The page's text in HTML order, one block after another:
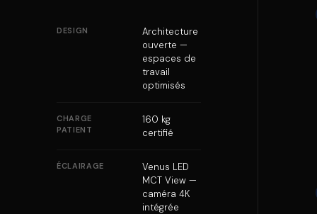
DESIGN
Architecture
ouverte —
espaces de
travail
optimisés
CHARGE
PATIENT
160 kg
certifié
ÉCLAIRAGE
Venus LED
MCT View —
caméra 4K
intégrée